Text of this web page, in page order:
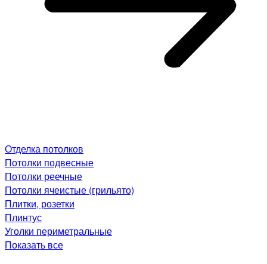
Отделка потолков
Потолки подвесные
Потолки реечные
Потолки ячеистые (грильято)
Плитки, розетки
Плинтус
Уголки периметральные
Показать все